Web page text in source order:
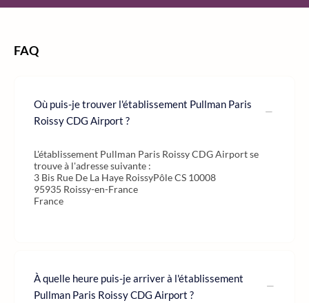
FAQ
Où puis-je trouver l'établissement Pullman Paris
Roissy CDG Airport ?
L'établissement Pullman Paris Roissy CDG Airport se
trouve à l'adresse suivante :
3 Bis Rue De La Haye RoissyPôle CS 10008
95935 Roissy-en-France
France
À quelle heure puis-je arriver à l'établissement
Pullman Paris Roissy CDG Airport ?